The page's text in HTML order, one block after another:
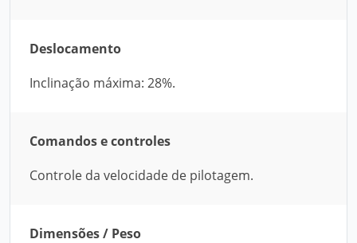
Deslocamento
Inclinação máxima: 28%.
Comandos e controles
Controle da velocidade de pilotagem.
Dimensões / Peso